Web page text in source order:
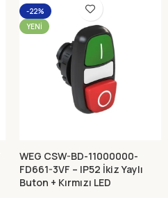
-22%
YENI
WEG CSW-BD-11000000-
FD661-3VF – IP52 İkiz Yaylı
Buton + Kırmızı LED